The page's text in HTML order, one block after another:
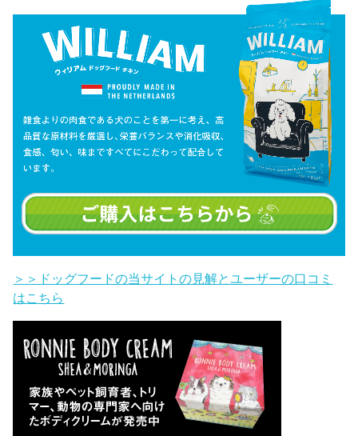
＞＞ドッグフードの当サイトの見解とユーザーの口コミ
はこちら